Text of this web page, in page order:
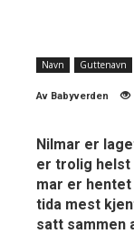
Navn Guttenavn
Av Babyverden
Nilmar er
er trolig helst
mar er hentet
tida mest
satt sammen